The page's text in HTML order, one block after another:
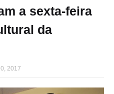
a sexta-feira
da
2017